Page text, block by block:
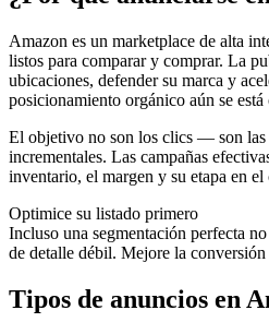
Amazon es un marketplace de alta
listos para comparar y comprar. La
ubicaciones, defender su marca y
posicionamiento orgánico aún se
El objetivo no son los clics — son las
incrementales. Las campañas
inventario, el margen y su etapa en
Optimice su listado primero
Incluso una segmentación perfecta
de detalle débil. Mejore la conversión
Tipos de anuncios en